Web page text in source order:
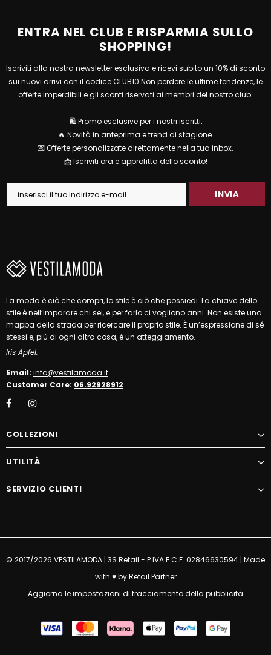
ENTRA NEL CLUB E RISPARMIA SULLO
SHOPPING!
Iscriviti alla nostra newsletter esclusiva e ricevi subito un 10% di sconto
sui nuovi arrivi con il codice CLUB10 Non perdere le ultime tendenze, le
offerte imperdibili e gli sconti riservati ai membri del nostro club.
🛍 Promo esclusive per i nostri iscritti.
🔥 Novità in anteprima e trend di stagione.
💌 Offerte personalizzate direttamente nella tua inbox.
📩 Iscriviti ora e approfitta dello sconto!
La moda è ciò che compri, lo stile è ciò che possiedi. La chiave dello
stile è nell’imparare chi sei, e per farlo ci vogliono anni. Non esiste una
mappa della strada per ricercare il proprio stile. È un’espressione di sé
stessi e, più di ogni altra cosa, è un atteggiamento.
Iris Apfel.
Email: info@vestilamoda.it
Customer Care: 06.92928912
COLLEZIONI
UTILITÀ
SERVIZIO CLIENTI
© 2017/2026 VESTILAMODA | 3S Retail - P.IVA E C.F. 02846630594 | Made
with ♥ byRetail Partner
Aggiorna le impostazioni di tracciamento della pubblicità